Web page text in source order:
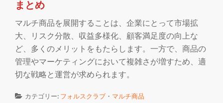
まとめ
マルチ商品を展開することは、企業にとって市場拡
大、リスク分散、収益多様化、顧客満足度の向上な
ど、多くのメリットをもたらします。一方で、商品の
管理やマーケティングにおいて複雑さが増すため、適
切な戦略と運営が求められます。
カテゴリー: フォルスクラブ ・ マルチ商品